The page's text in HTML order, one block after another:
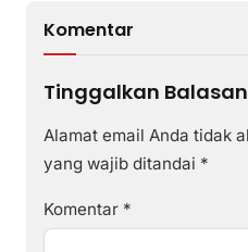
Komentar
Tinggalkan Balasan
Alamat email Anda tidak
yang wajib ditandai *
Komentar *